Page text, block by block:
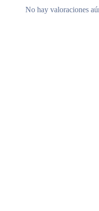
No hay valoraciones